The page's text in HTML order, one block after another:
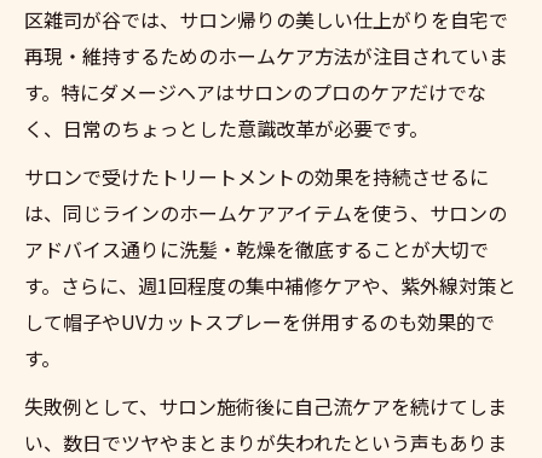
区雑司が谷では、サロン帰りの美しい仕上がりを自宅で
再現・維持するためのホームケア方法が注目されていま
す。特にダメージヘアはサロンのプロのケアだけでな
く、日常のちょっとした意識改革が必要です。
サロンで受けたトリートメントの効果を持続させるに
は、同じラインのホームケアアイテムを使う、サロンの
アドバイス通りに洗髪・乾燥を徹底することが大切で
す。さらに、週1回程度の集中補修ケアや、紫外線対策と
して帽子やUVカットスプレーを併用するのも効果的で
す。
失敗例として、サロン施術後に自己流ケアを続けてしま
い、数日でツヤやまとまりが失われたという声もありま